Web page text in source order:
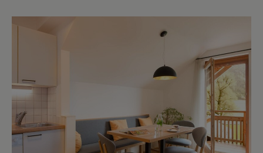
Reinigungsausstattung im Hotel
Küche
Mikrowelle